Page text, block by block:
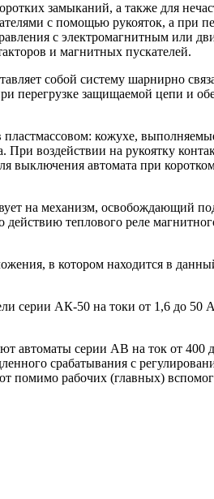
замыканий, а также для
с помощью рукояток, а при
с электромагнитным или
и магнитных пускателей.
собой систему шарнирно
перегрузке защищаемой цепи и
кожухе,
воздействии на рукоятку
выключения автомата при
на механизм, освобождающий
теплового реле
в котором находится в
серии АК-50 на токи от 1,6 до 50
автоматы серии АВ на ток от 400
срабатывания с
помимо рабочих (главных)